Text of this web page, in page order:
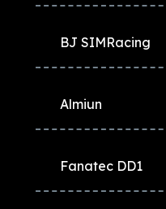
BJ SIMRacing
Almiun
Fanatec DD1